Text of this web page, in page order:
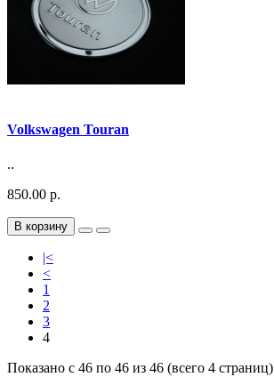
Volkswagen Touran
..
850.00 р.
В корзину
|<
<
1
2
3
4
Показано с 46 по 46 из 46 (всего 4 страниц)